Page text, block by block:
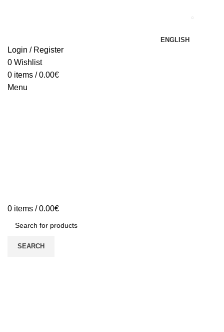
ENGLISH
Login / Register
0 Wishlist
0 items / 0.00€
Menu
0 items / 0.00€
SEARCH